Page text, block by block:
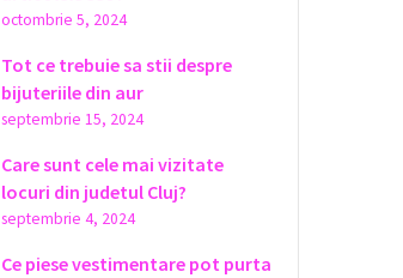
octombrie 5, 2024
Tot ce trebuie sa stii despre
bijuteriile din aur
septembrie 15, 2024
Care sunt cele mai vizitate
locuri din judetul Cluj?
septembrie 4, 2024
Ce piese vestimentare pot purta